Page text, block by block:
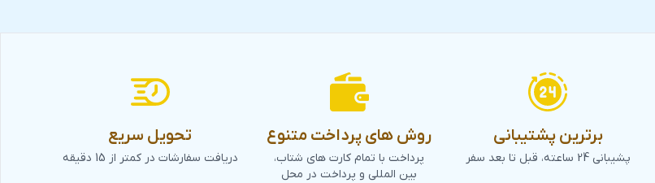
برترین پشتیبانی
پشیبانی 24 ساعته، قبل تا بعد سفر
روش های پرداخت متنوع
پرداخت با تمام کارت های شتاب،
بین المللی و پرداخت در محل
تحویل سریع
دریافت سفارشات در کمتر از 15 دقیقه